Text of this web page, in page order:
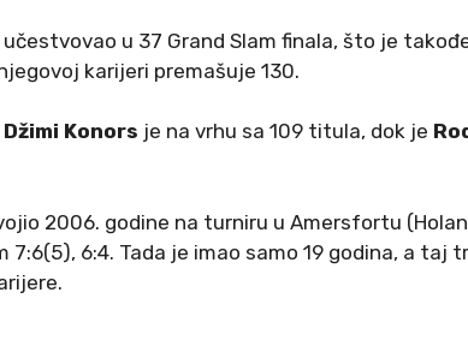
u 37 Grand Slam finala, što je
karijeri premašuje 130.​
Džimi Konors je na vrhu sa 109 titula, dok je
2006. godine na turniru u Amersfortu
6:4. Tada je imao samo 19 godina, a taj